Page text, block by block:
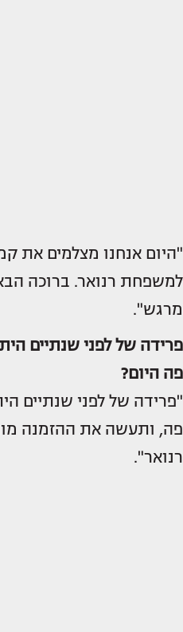
"היום אנחנו מצלמים את
למשפחת רנואר. ברוכה
מרגש".
פרידה של לפני שנתיים
פה היום?
"פרידה של לפני שנתיים
פה, ותעשה את ההזמנה
רנואר".